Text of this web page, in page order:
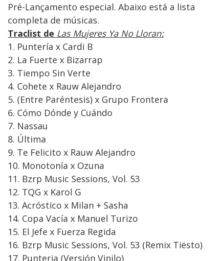
Pré-Lançamento especial. Abaixo está a lista
completa de músicas.
Traclist de Las Mujeres Ya No Lloran:
1.⁠ ⁠Puntería x Cardi B
2.⁠ ⁠La Fuerte x Bizarrap
3.⁠ ⁠Tiempo Sin Verte
4.⁠ ⁠Cohete x Rauw Alejandro
5.⁠ ⁠(Entre Paréntesis) x Grupo Frontera
6.⁠ ⁠Cómo Dónde y Cuándo
7.⁠ ⁠Nassau
8.⁠ ⁠Última
9.⁠ ⁠Te Felicito x Rauw Alejandro
10.⁠ ⁠Monotonía x Ozuna
11.⁠ ⁠Bzrp Music Sessions, Vol. 53
12.⁠ ⁠TQG x Karol G
13.⁠ ⁠Acróstico x Milan + Sasha
14.⁠ ⁠Copa Vacía x Manuel Turizo
15.⁠ ⁠El Jefe x Fuerza Regida
16.⁠ ⁠Bzrp Music Sessions, Vol. 53 (Remix Tiësto)
17.⁠ ⁠Punteria (Versión Vinilo)